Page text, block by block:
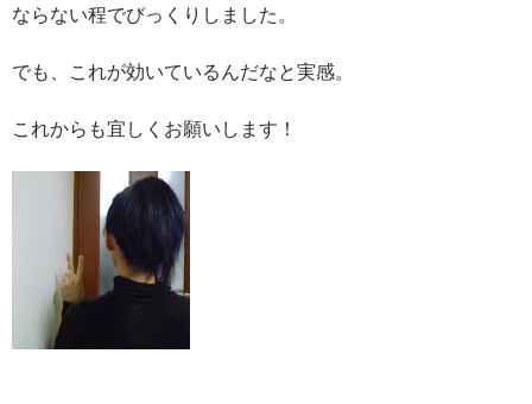
ならない程でびっくりしました。
でも、これが効いているんだなと実感。
これからも宜しくお願いします！